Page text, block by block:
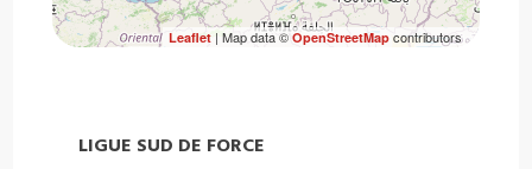
Leaflet| Map data ©OpenStreetMapcontributors
LIGUE SUD DE FORCE